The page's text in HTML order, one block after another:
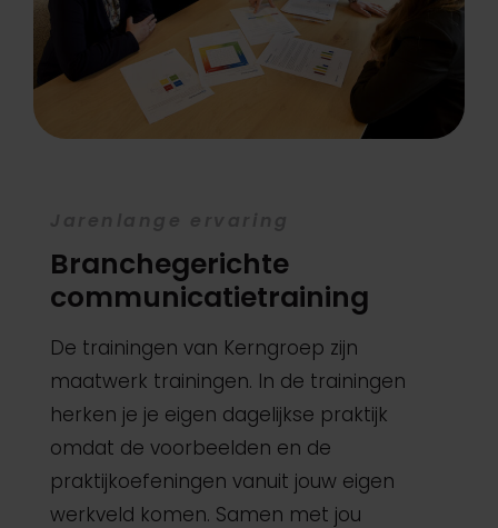
Branchegerichte
communicatietraining
De trainingen van Kerngroep zijn
maatwerk trainingen. In de trainingen
herken je je eigen dagelijkse praktijk
omdat de voorbeelden en de
praktijkoefeningen vanuit jouw eigen
werkveld komen. Samen met jou